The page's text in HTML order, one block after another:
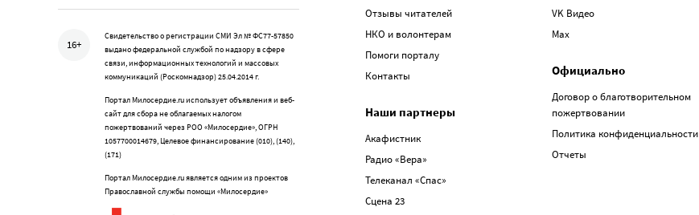
16+
Свидетельство о регистрации СМИ Эл № ФС77-57850
выдано федеральной службой по надзору в сфере
связи, информационных технологий и массовых
коммуникаций (Роскомнадзор) 25.04.2014 г.
Портал Милосердие.ru использует объявления и веб-
сайт для сбора не облагаемых налогом
пожертвований через РОО «Милосердие», ОГРН
1057700014679, Целевое финансирование (010), (140),
(171)
Портал Милосердие.ru является одним из проектов
Православной службы помощи «Милосердие»
Отзывы читателей
НКО и волонтерам
Помоги порталу
Контакты
Наши партнеры
Акафистник
Радио «Вера»
Телеканал «Спас»
Сцена 23
VK Видео
Max
Официально
Договор о благотворительном
пожертвовании
Политика конфиденциальности
Отчеты